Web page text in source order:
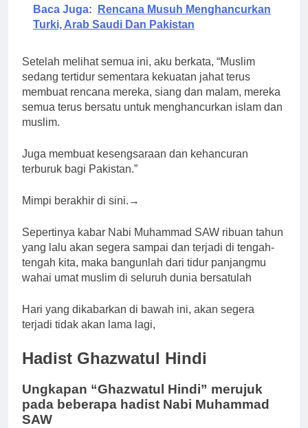
Baca Juga:
Rencana Musuh Menghancurkan
Turki, Arab Saudi Dan Pakistan
Setelah melihat semua ini, aku berkata, “Muslim
sedang tertidur sementara kekuatan jahat terus
membuat rencana mereka, siang dan malam, mereka
semua terus bersatu untuk menghancurkan islam dan
muslim.
Juga membuat kesengsaraan dan kehancuran
terburuk bagi Pakistan.”
Mimpi berakhir di sini.→
Sepertinya kabar Nabi Muhammad SAW ribuan tahun
yang lalu akan segera sampai dan terjadi di tengah-
tengah kita, maka bangunlah dari tidur panjangmu
wahai umat muslim di seluruh dunia bersatulah
Hari yang dikabarkan di bawah ini, akan segera
terjadi tidak akan lama lagi,
Hadist Ghazwatul Hindi
Ungkapan “Ghazwatul Hindi” merujuk
pada beberapa hadist Nabi Muhammad
SAW